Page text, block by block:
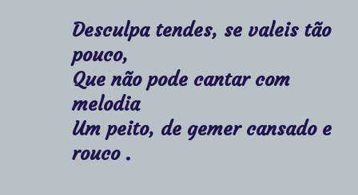
Desculpa tendes, se valeis tão
pouco,
Que não pode cantar com
melodia
Um peito, de gemer cansado e
rouco .